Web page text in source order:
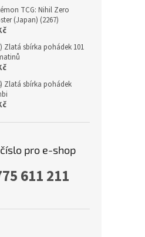
TCG: Nihil Zero
(Japan) (2267)
Zlatá sbírka pohádek 101
Zlatá sbírka pohádek
pro e-shop
611 211